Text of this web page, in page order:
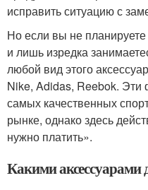
исправить ситуацию с
Но если вы не
и лишь изредка
любой вид этого
Nike, Adidas, Reebok. Эти
самых качественных
рынке, однако здесь
нужно платить».
Какими аксессуарами